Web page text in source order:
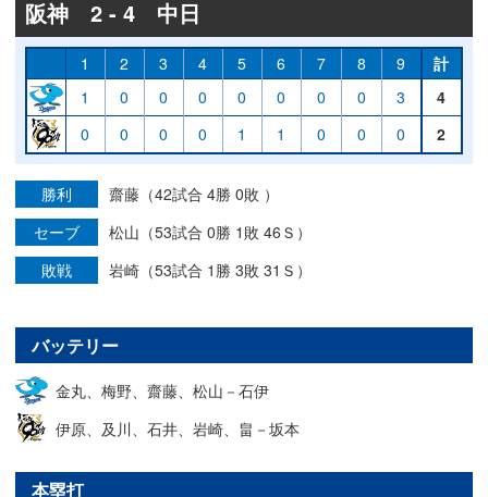
阪神 2 - 4 中日
1 2 3 4 5 6 7 8 9
計
1
0 0 0 0 0 0 0 3
4
0
0 0 0 1 1 0 0 0 2
勝利
齋藤（42試合 4勝 0敗 ）
セーブ
松山（53試合 0勝 1敗 46Ｓ）
敗戦
岩崎（53試合 1勝 3敗 31Ｓ）
バッテリー
金丸、梅野、齋藤、松山－石伊
伊原、及川、石井、岩崎、畠－坂本
本塁打